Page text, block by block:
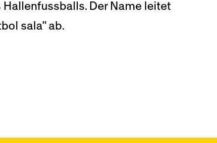
Hallenfussballs. Der Name leitet
sala" ab.